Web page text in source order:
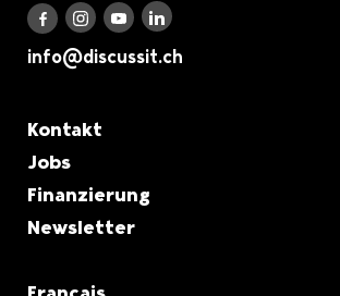
Discuss it auf Facebook
Discuss it auf Instagram
Discuss it auf Youtube
Discuss it auf LinkedIn
info@discussit.ch
Metanavigation
Kontakt
Jobs
Finanzierung
Newsletter